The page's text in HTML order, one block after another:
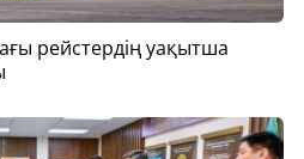
рейстердің уақытша